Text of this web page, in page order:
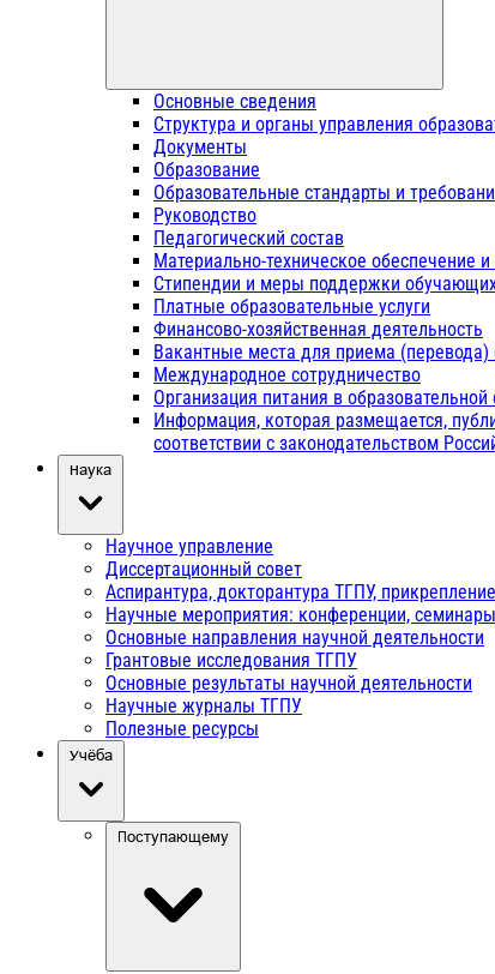
Основные сведения
Структура и органы управления
Документы
Образование
Образовательные стандарты и
Руководство
Педагогический состав
Материально-техническое обеспечение
Стипендии и меры поддержки
Платные образовательные услуги
Финансово-хозяйственная деятельность
Вакантные места для приема
Международное сотрудничество
Организация питания в образовательной
Информация, которая размещается,
соответствии с законодательством
Наука
Научное управление
Диссертационный совет
Аспирантура, докторантура ТГПУ,
Научные мероприятия: конференции, семинары
Основные направления научной деятельности
Грантовые исследования ТГПУ
Основные результаты научной деятельности
Научные журналы ТГПУ
Полезные ресурсы
Учёба
Поступающему